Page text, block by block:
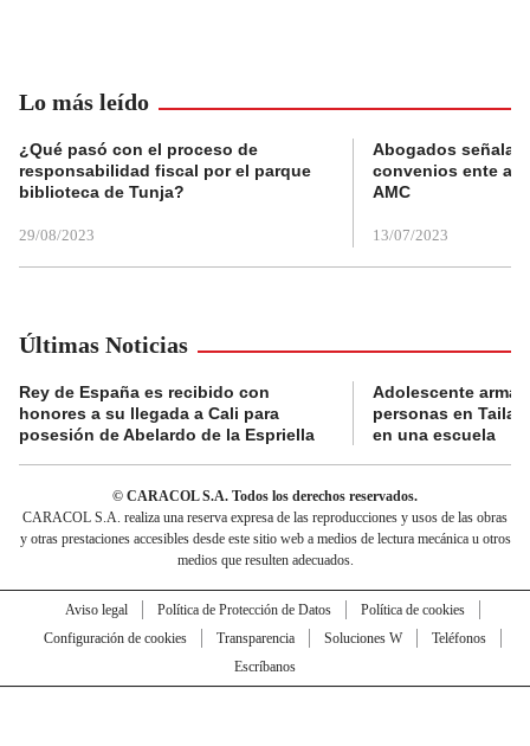
Lo más leído
¿Qué pasó con el proceso de
responsabilidad fiscal por el parque
biblioteca de Tunja?
29/08/2023
Abogados
convenios ente
AMC
13/07/2023
Últimas Noticias
Rey de España es recibido con
honores a su llegada a Cali para
posesión de Abelardo de la Espriella
Adolescente
personas en
en una escuela
© CARACOL S.A. Todos los derechos reservados.
CARACOL S.A. realiza una reserva expresa de las reproducciones y usos de las obras
y otras prestaciones accesibles desde este sitio web a medios de lectura mecánica u otros
medios que resulten adecuados.
Aviso legal Política de Protección de Datos
Política de cookies
Configuración de cookies
Transparencia Soluciones W
Teléfonos
Escríbanos